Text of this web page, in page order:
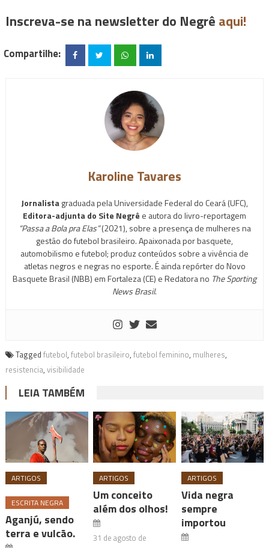
Inscreva-se na newsletter do Negrê aqui!
Compartilhe:
Karoline Tavares
Jornalistagraduada pela Universidade Federal do Ceará (UFC),
Editora-adjunta do Site Negrê e autora do livro-reportagem
“Passa a Bola pra Elas”(2021), sobre a presença de mulheres na
gestão do futebol brasileiro. Apaixonada por basquete,
automobilismo e futebol; produz conteúdos sobre a vivência de
atletas negros e negras no esporte. É ainda repórter do Novo
Basquete Brasil (NBB) em Fortaleza (CE) e Redatora no The Sporting
News Brasil.
Tagged futebol, futebol brasileiro, futebol feminino, mulheres,
resistencia, visibilidade
LEIA TAMBÉM
ARTIGOS
ESCRITA NEGRA
Aganjú, sendo
terra e vulcão.
ARTIGOS
Um conceito
além dos olhos!
31 de agosto de
ARTIGOS
Vida negra
sempre
importou